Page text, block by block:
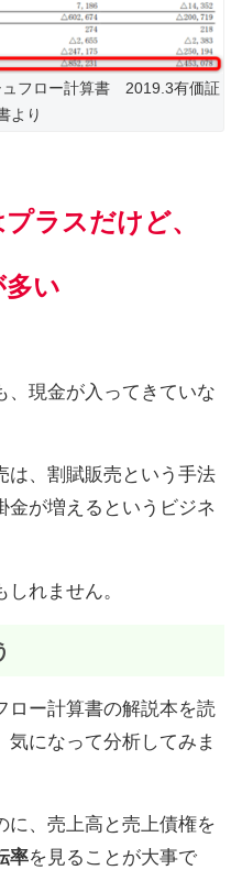
フロー計算書 2019.3有価証
より
ラスだけど、
多い
、現金が入ってきていな
は、割賦販売という手法
金が増えるというビジネ
れません。
ロー計算書の解説本を読
になって分析してみま
に、売上高と売上債権を
率を見ることが大事で